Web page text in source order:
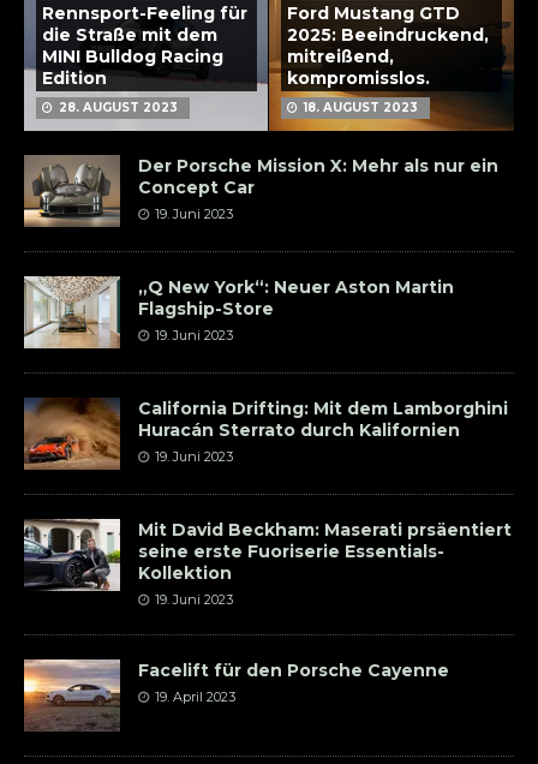
Rennsport-Feeling für
die Straße mit dem
MINI Bulldog Racing
Edition
28. AUGUST 2023
Ford Mustang GTD
2025: Beeindruckend,
mitreißend,
kompromisslos.
18. AUGUST 2023
Der Porsche Mission X: Mehr als nur ein
Concept Car
19. Juni 2023
„Q New York“: Neuer Aston Martin
Flagship-Store
19. Juni 2023
California Drifting: Mit dem Lamborghini
Huracán Sterrato durch Kalifornien
19. Juni 2023
Mit David Beckham: Maserati prsäentiert
seine erste Fuoriserie Essentials-
Kollektion
19. Juni 2023
Facelift für den Porsche Cayenne
19. April 2023